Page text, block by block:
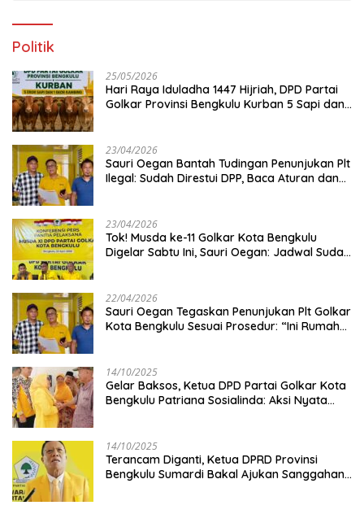
Politik
25/05/2026
Hari Raya Iduladha 1447 Hijriah, DPD Partai
Golkar Provinsi Bengkulu Kurban 5 Sapi dan 1
23/04/2026
Sauri Oegan Bantah Tudingan Penunjukan Plt
Ilegal: Sudah Direstui DPP, Baca Aturan dan
23/04/2026
‎Tok! Musda ke-11 Golkar Kota Bengkulu
Digelar Sabtu Ini, Sauri Oegan: Jadwal Sudah
22/04/2026
Sauri Oegan Tegaskan Penunjukan Plt Golkar
Kota Bengkulu Sesuai Prosedur: “Ini Rumah
14/10/2025
‎Gelar Baksos, Ketua DPD Partai Golkar Kota
Bengkulu Patriana Sosialinda: Aksi Nyata
14/10/2025
Terancam Diganti, Ketua DPRD Provinsi
Bengkulu Sumardi Bakal Ajukan Sanggahan